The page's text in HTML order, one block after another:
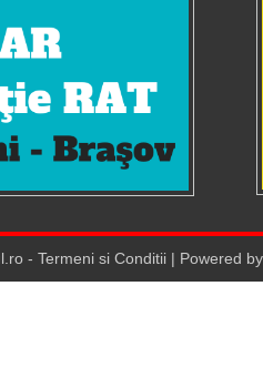
- Termeni si Conditii | Powered